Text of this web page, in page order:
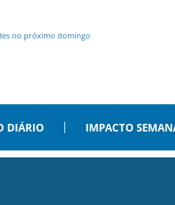
no próximo domingo
DIÁRIO IMPACTO